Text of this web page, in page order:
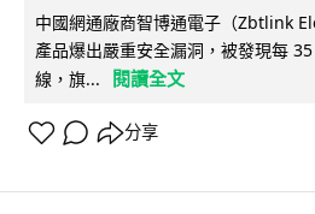
中國網通廠商智博通電子（Zbtlink
產品爆出嚴重安全漏洞，被發現每
線，旗...
閱讀全文
分享